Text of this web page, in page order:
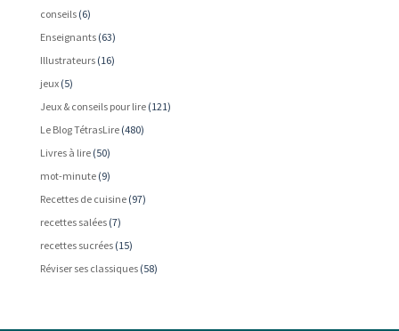
conseils(6)
Enseignants(63)
Illustrateurs(16)
jeux(5)
Jeux & conseils pour lire(121)
Le Blog TétrasLire(480)
Livres à lire(50)
mot-minute(9)
Recettes de cuisine(97)
recettes salées(7)
recettes sucrées(15)
Réviser ses classiques(58)